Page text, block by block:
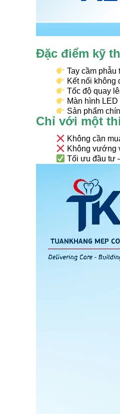
Đặc điểm kỹ
Tay cầm phẫu
Kết nối không
Tốc độ quay
Màn hình
Sản phẩm
Chỉ với một
Không cần
Không vướng
Tối ưu đầu tư